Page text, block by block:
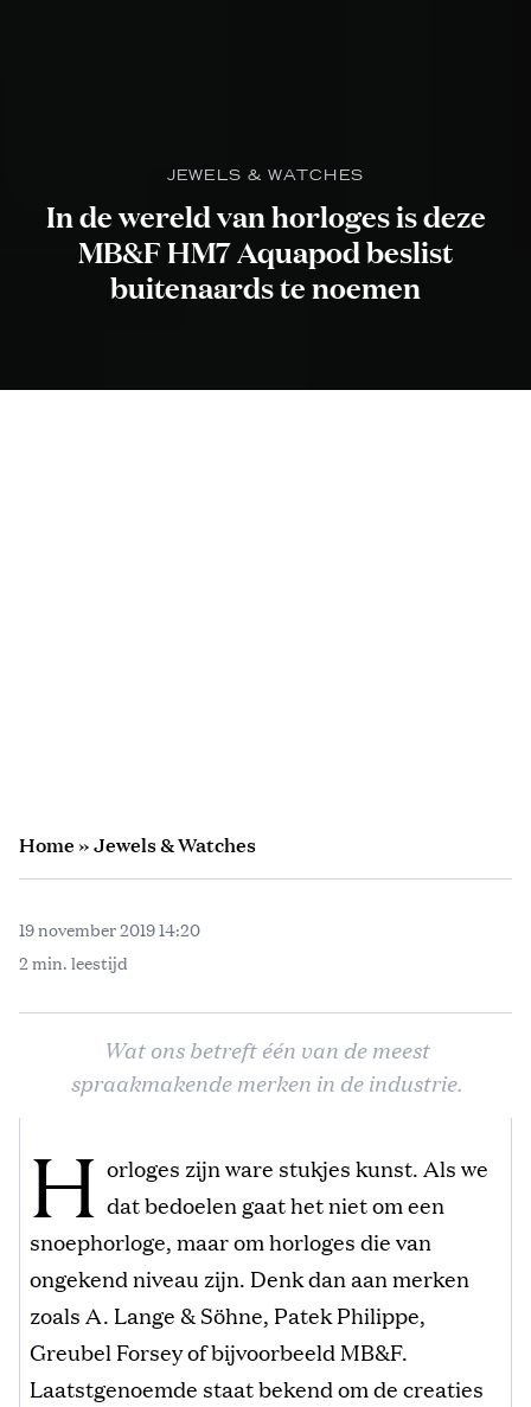
JEWELS & WATCHES
In de wereld van horloges is deze
MB&F HM7 Aquapod beslist
buitenaards te noemen
Home»Jewels & Watches
19 november 2019 14:20
2 min. leestijd
Wat ons betreft één van de meest
spraakmakende merken in de industrie.
H orloges zijn ware stukjes kunst. Als we
dat bedoelen gaat het niet om een
snoephorloge, maar om horloges die van
ongekend niveau zijn. Denk dan aan merken
zoals A. Lange & Söhne, Patek Philippe,
Greubel Forsey of bijvoorbeeld MB&F.
Laatstgenoemde staat bekend om de creaties